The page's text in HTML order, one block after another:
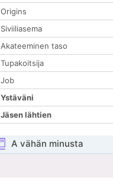
Origins
Siviiliasema
Akateeminen taso
Tupakoitsija
Job
Ystäväni
Jäsen lähtien
A vähän minusta